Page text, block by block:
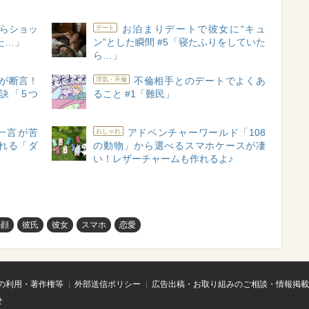
ショッ
…」
デート
お泊まりデートで彼女に“キュ
ン”とした瞬間 #5「寝たふりをしていた
ら…」
断言！
「5つ
浮気・不倫
不倫相手とのデートでよくあ
ること #1「難民」
言が苦
る「ダ
おしゃれ
アドベンチャーワールド「108
の動物」から選べるスマホケースが凄
い！レザーチャームも作れるよ♪
彼氏 彼女 スマホ 恋愛
利用・著作権等 外部送信ポリシー
広告出稿・お取り組みのご相談・情報掲